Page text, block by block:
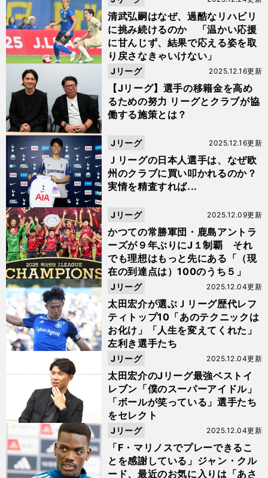
清武弘嗣はなぜ、過酷なリハビリ
に挑み続けるのか 「温かい応援
に甘んじず、結果で応える姿を取
り戻さなきゃいけない」
【Jリーグ】選手の移籍金を高め
るための努力 リーグとクラブが協
働する施策とは？
2025.12.16更新
Jリーグ
Ｊリーグの日本人選手は、なぜ欧
州のクラブに買い叩かれるのか？
実情を精査すれば...
2025.12.16更新
Jリーグ
かつての常勝軍団・鹿島アントラ
ーズが９年ぶりにJ１制覇 それ
でも理想はもっと先にある「（現
在の到達点は）100のうち５」
2025.12.09更新
Jリーグ
太田宏介が選ぶＪリーグ歴代レフ
ティトップ10「あのテクニックは
お化け」「人生を変えてくれた」
左利き選手たち
2025.12.04更新
Jリーグ
太田宏介のJリーグ最強ベストイ
レブン「僕のスーパーアイドル」
「ボールが笑っている」選手たち
をセレクト
2025.12.04更新
Jリーグ
「F・マリノスでプレーできるこ
とを感謝している」ジャン・クル
ード、最近のお気に入りは「あさ
2025.12.04更新
Jリーグ